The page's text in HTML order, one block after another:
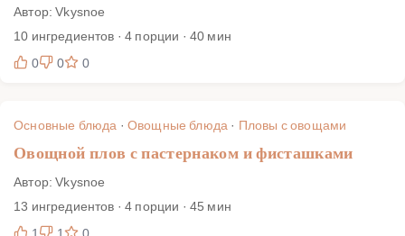
Автор: Vkysnoe
10 ингредиентов · 4 порции · 40 мин
0
0 0
Основные блюда · Овощные блюда · Пловы с овощами
Овощной плов с пастернаком и фисташками
Автор: Vkysnoe
13 ингредиентов · 4 порции · 45 мин
1
1 0